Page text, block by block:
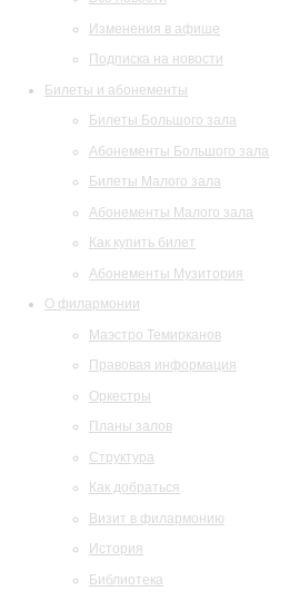
Изменения в афише
Подписка на новости
Билеты и абонементы
Билеты Большого зала
Абонементы Большого зала
Билеты Малого зала
Абонементы Малого зала
Как купить билет
Абонементы Музитория
О филармонии
Маэстро Темирканов
Правовая информация
Оркестры
Планы залов
Структура
Как добраться
Визит в филармонию
История
Библиотека